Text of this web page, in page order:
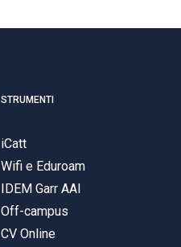
STRUMENTI
iCatt
Wifi e Eduroam
IDEM Garr AAI
Off-campus
CV Online